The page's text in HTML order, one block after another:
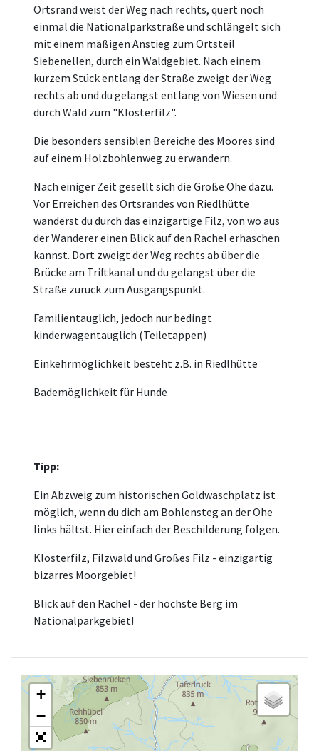
Ortsrand weist der Weg nach rechts, quert noch
einmal die Nationalparkstraße und schlängelt sich
mit einem mäßigen Anstieg zum Ortsteil
Siebenellen, durch ein Waldgebiet. Nach einem
kurzem Stück entlang der Straße zweigt der Weg
rechts ab und du gelangst entlang von Wiesen und
durch Wald zum "Klosterfilz".
Die besonders sensiblen Bereiche des Moores sind
auf einem Holzbohlenweg zu erwandern.
Nach einiger Zeit gesellt sich die Große Ohe dazu.
Vor Erreichen des Ortsrandes von Riedlhütte
wanderst du durch das einzigartige Filz, von wo aus
der Wanderer einen Blick auf den Rachel erhaschen
kannst. Dort zweigt der Weg rechts ab über die
Brücke am Triftkanal und du gelangst über die
Straße zurück zum Ausgangspunkt.
Familientauglich, jedoch nur bedingt
kinderwagentauglich (Teiletappen)
Einkehrmöglichkeit besteht z.B. in Riedlhütte
Bademöglichkeit für Hunde
Tipp:
Ein Abzweig zum historischen Goldwaschplatz ist
möglich, wenn du dich am Bohlensteg an der Ohe
links hältst. Hier einfach der Beschilderung folgen.
Klosterfilz, Filzwald und Großes Filz - einzigartig
bizarres Moorgebiet!
Blick auf den Rachel - der höchste Berg im
Nationalparkgebiet!
+
−